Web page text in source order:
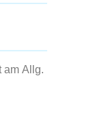
am Allg.